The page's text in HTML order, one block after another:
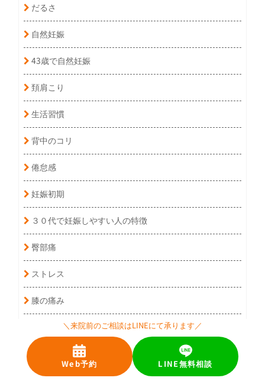
だるさ
自然妊娠
43歳で自然妊娠
頚肩こり
生活習慣
背中のコリ
倦怠感
妊娠初期
３０代で妊娠しやすい人の特徴
臀部痛
ストレス
膝の痛み
踵の痛み＼来院前のご相談はLINEにて承ります／
Web予約 LINE無料相談